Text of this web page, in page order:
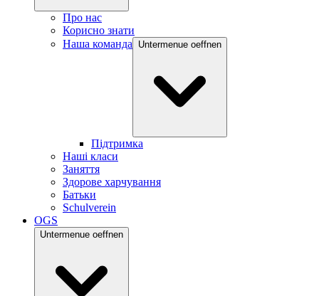
Про нас
Корисно знати
Наша команда
Untermenue oeffnen
Підтримка
Наші класи
Заняття
Здорове харчування
Батьки
Schulverein
OGS
Untermenue oeffnen